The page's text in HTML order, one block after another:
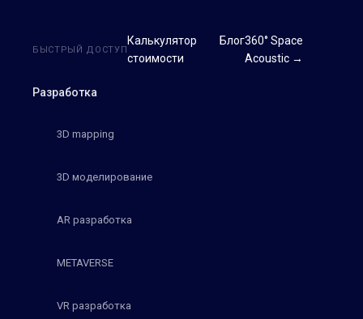
Разработка
3D mapping
3D моделирование
AR разработка
METAVERSE
VR разработка
БЫСТРЫЙ ДОСТУП
Калькулятор
стоимости
Блог360° Space
Acoustic →